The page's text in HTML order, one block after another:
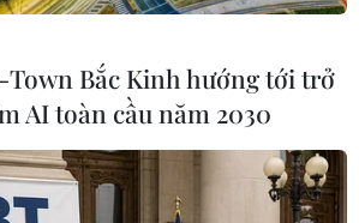
bé không làm sao.
dành lời khen cho sự phản
của người lái xe ôtô, và đây là
bậc cha mẹ khi đi cùng con
thông./.
Town Bắc Kinh hướng tới trở
AI toàn cầu năm 2030